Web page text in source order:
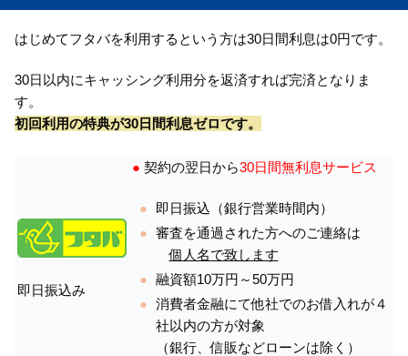
はじめてフタバを利用するという方は30日間利息は0円です。
30日以内にキャッシング利用分を返済すれば完済となりま
す。
初回利用の特典が30日間利息ゼロです。
即日振込み
● 契約の翌日から30日間無利息サービス
即日振込（銀行営業時間内）
審査を通過された方へのご連絡は
個人名で致します
融資額10万円～50万円
消費者金融にて他社でのお借入れが４
社以内の方が対象
（銀行、信販などローンは除く）